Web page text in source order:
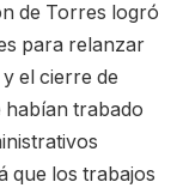
de Torres logró
para relanzar
el cierre de
habían trabado
que los trabajos